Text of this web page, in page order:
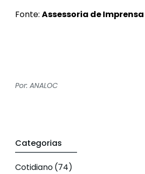
Fonte: Assessoria de Imprensa
Por: ANALOC
Categorias
Cotidiano(74)